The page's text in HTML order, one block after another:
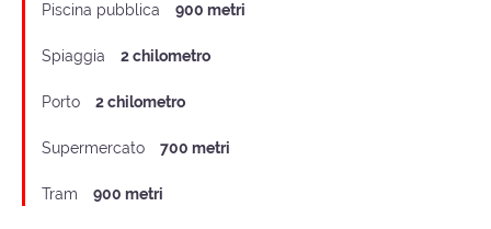
Piscina pubblica 900 metri
Spiaggia 2 chilometro
Porto 2 chilometro
Supermercato 700 metri
Tram 900 metri